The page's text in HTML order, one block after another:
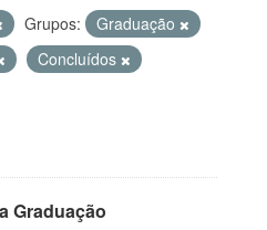
Grupos:
Graduação
Concluídos
Graduação